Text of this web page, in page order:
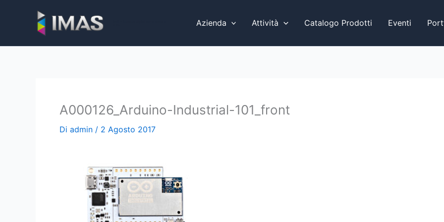
contenuto
Azienda Attività Catalogo Prodotti Eventi
A000126_Arduino-Industrial-101_front
Di admin / 2 Agosto 2017